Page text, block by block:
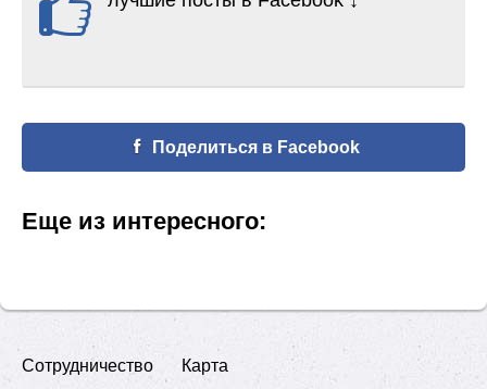
Поделиться в Facebook
Еще из интересного:
Сотрудничество
Карта